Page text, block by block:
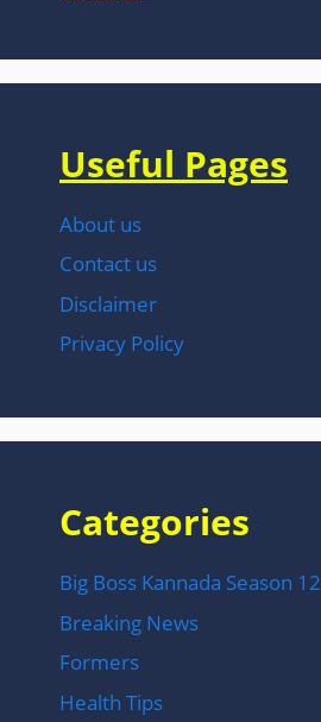
Useful Pages
About us
Contact us
Disclaimer
Privacy Policy
Categories
Big Boss Kannada Season 12
Breaking News
Formers
Health Tips